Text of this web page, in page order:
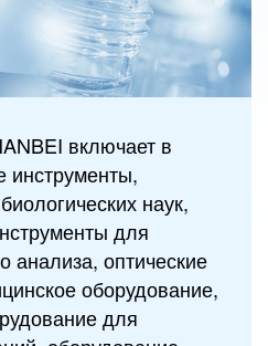
включает в
инструменты,
наук,
для
анализа, оптические
оборудование,
для